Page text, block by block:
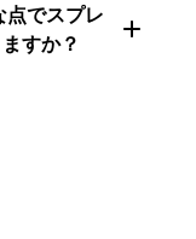
でスプレ
すか？